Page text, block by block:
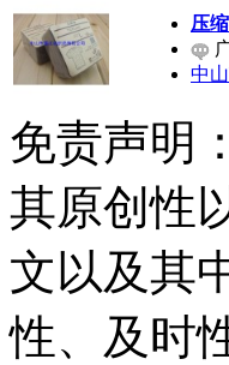
压
中
免责声明
其原创性
文以及其
性、及时